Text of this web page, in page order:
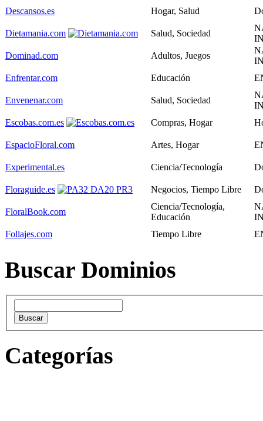
Descansos.es
Hogar, Salud
Dietamania.com Salud, Sociedad
Dominad.com
Adultos, Juegos
Enfrentar.com
Educación
Envenenar.com Salud, Sociedad
Escobas.com.es
Compras, Hogar
EspacioFloral.com Artes, Hogar
Experimental.es Ciencia/Tecnología
Floraguide.es Negocios, Tiempo Libre
FloralBook.com
Ciencia/Tecnología,
Educación
Follajes.com
Tiempo Libre
Buscar Dominios
Categorías